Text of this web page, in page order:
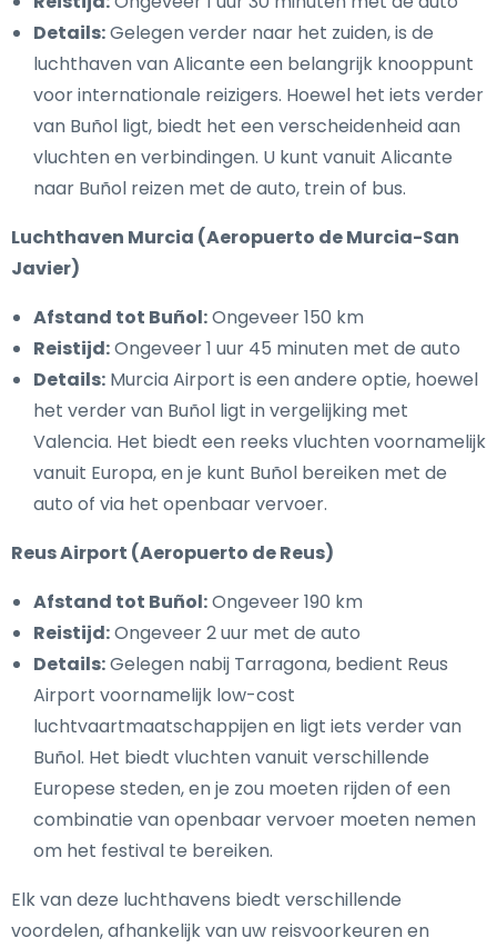
Details:Gelegen verder naar het zuiden, is de
luchthaven van Alicante een belangrijk knooppunt
voor internationale reizigers. Hoewel het iets verder
van Buñol ligt, biedt het een verscheidenheid aan
vluchten en verbindingen. U kunt vanuit Alicante
naar Buñol reizen met de auto, trein of bus.
Luchthaven Murcia (Aeropuerto de Murcia-San
Javier)
Afstand tot Buñol:Ongeveer 150 km
Reistijd:Ongeveer 1 uur 45 minuten met de auto
Details: Murcia Airport is een andere optie, hoewel
het verder van Buñol ligt in vergelijking met
Valencia. Het biedt een reeks vluchten voornamelijk
vanuit Europa, en je kunt Buñol bereiken met de
auto of via het openbaar vervoer.
Reus Airport (Aeropuerto de Reus)
Afstand tot Buñol:Ongeveer 190 km
Reistijd:Ongeveer 2 uur met de auto
Details:Gelegen nabij Tarragona, bedient Reus
Airport voornamelijk low-cost
luchtvaartmaatschappijen en ligt iets verder van
Buñol. Het biedt vluchten vanuit verschillende
Europese steden, en je zou moeten rijden of een
combinatie van openbaar vervoer moeten nemen
om het festival te bereiken.
Elk van deze luchthavens biedt verschillende
voordelen, afhankelijk van uw reisvoorkeuren en